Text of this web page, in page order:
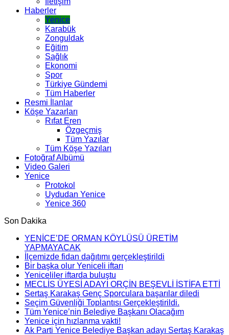
Haberler
Yenice
Karabük
Zonguldak
Eğitim
Sağlık
Ekonomi
Spor
Türkiye Gündemi
Tüm Haberler
Resmi İlanlar
Köşe Yazarları
Rıfat Eren
Özgeçmiş
Tüm Yazılar
Tüm Köşe Yazıları
Fotoğraf Albümü
Video Galeri
Yenice
Protokol
Uydudan Yenice
Yenice 360
Son Dakika
YENİCE’DE ORMAN KÖYLÜSÜ ÜRETİM
YAPMAYACAK
İlçemizde fidan dağıtımı gerçekleştirildi
Bir başka olur Yeniceli iftarı
Yeniceliler iftarda buluştu
MECLİS ÜYESİ ADAYI ORÇİN BEŞEVLİ İSTİFA ETTİ
Sertaş Karakaş Genç Sporculara başarılar diledi
Seçim Güvenliği Toplantısı Gerçekleştirildi.
Tüm Yenice’nin Belediye Başkanı Olacağım
Yenice için hızlanma vakti!
Ak Parti Yenice Belediye Başkan adayı Sertaş Karakaş